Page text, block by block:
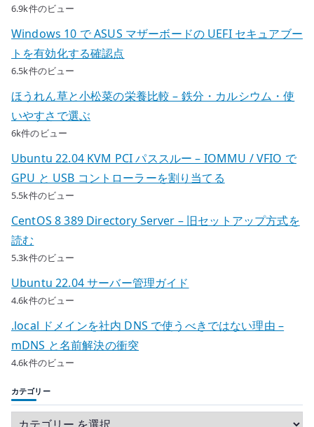
6.9k件のビュー
Windows 10 で ASUS マザーボードの UEFI セキュアブー
トを有効化する確認点
6.5k件のビュー
ほうれん草と小松菜の栄養比較 – 鉄分・カルシウム・使
いやすさで選ぶ
6k件のビュー
Ubuntu 22.04 KVM PCI パススルー – IOMMU / VFIO で
GPU と USB コントローラーを割り当てる
5.5k件のビュー
CentOS 8 389 Directory Server – 旧セットアップ方式を
読む
5.3k件のビュー
Ubuntu 22.04 サーバー管理ガイド
4.6k件のビュー
.local ドメインを社内 DNS で使うべきではない理由 –
mDNS と名前解決の衝突
4.6k件のビュー
カテゴリー